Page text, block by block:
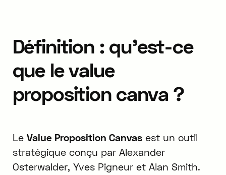
Définition : qu'est-ce
que le value
proposition canva ?
Le Value Proposition Canvasest un outil
stratégique conçu par Alexander
Osterwalder, Yves Pigneur et Alan Smith.